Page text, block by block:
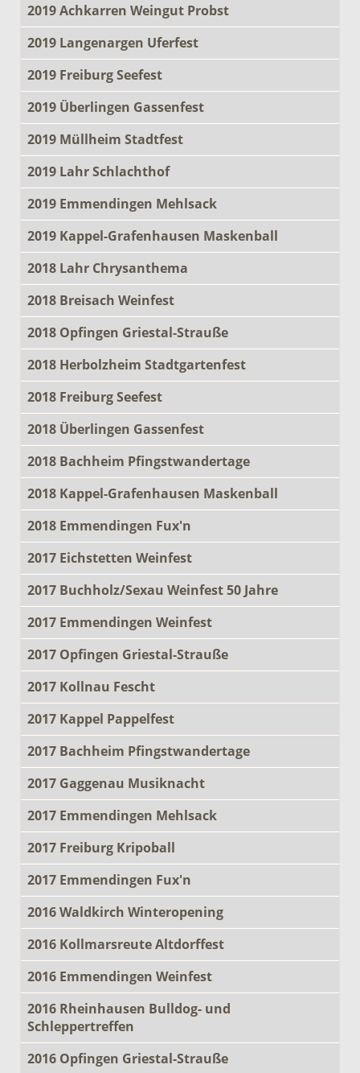
2019 Achkarren Weingut Probst
2019 Langenargen Uferfest
2019 Freiburg Seefest
2019 Überlingen Gassenfest
2019 Müllheim Stadtfest
2019 Lahr Schlachthof
2019 Emmendingen Mehlsack
2019 Kappel-Grafenhausen Maskenball
2018 Lahr Chrysanthema
2018 Breisach Weinfest
2018 Opfingen Griestal-Strauße
2018 Herbolzheim Stadtgartenfest
2018 Freiburg Seefest
2018 Überlingen Gassenfest
2018 Bachheim Pfingstwandertage
2018 Kappel-Grafenhausen Maskenball
2018 Emmendingen Fux'n
2017 Eichstetten Weinfest
2017 Buchholz/Sexau Weinfest 50 Jahre
2017 Emmendingen Weinfest
2017 Opfingen Griestal-Strauße
2017 Kollnau Fescht
2017 Kappel Pappelfest
2017 Bachheim Pfingstwandertage
2017 Gaggenau Musiknacht
2017 Emmendingen Mehlsack
2017 Freiburg Kripoball
2017 Emmendingen Fux'n
2016 Waldkirch Winteropening
2016 Kollmarsreute Altdorffest
2016 Emmendingen Weinfest
2016 Rheinhausen Bulldog- und
Schleppertreffen
2016 Opfingen Griestal-Strauße